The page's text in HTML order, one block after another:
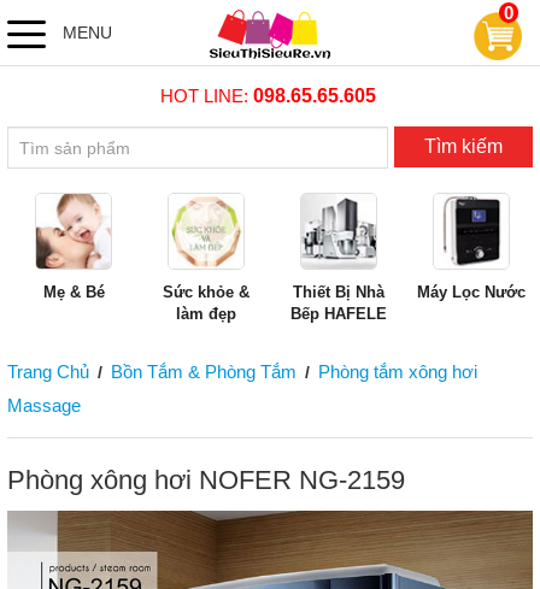
MENU
0
HOT LINE: 098.65.65.605
Tìm kiếm
Mẹ & Bé
Sức khỏe &
làm đẹp
Thiết Bị Nhà
Bếp HAFELE
Máy Lọc Nước
Trang Chủ / Bồn Tắm & Phòng Tắm / Phòng tắm xông hơi
Massage
Phòng xông hơi NOFER NG-2159